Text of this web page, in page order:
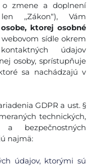
zmene a doplnení
,,Zákon“), Vám
ktorej osobné
sídle okrem
údajov
osoby, sprístupňuje
sa nachádzajú v
GDPR a ust. §
technických,
a bezpečnostných
najmä:
údajov, ktorými sú